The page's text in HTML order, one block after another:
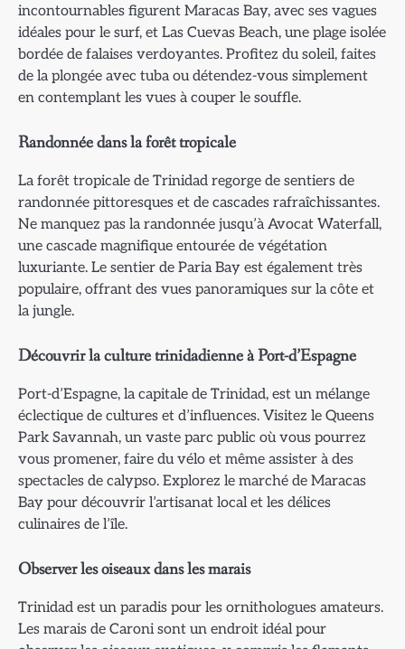
incontournables figurent Maracas Bay, avec ses vagues
idéales pour le surf, et Las Cuevas Beach, une plage isolée
bordée de falaises verdoyantes. Profitez du soleil, faites
de la plongée avec tuba ou détendez-vous simplement
en contemplant les vues à couper le souffle.
Randonnée dans la forêt tropicale
La forêt tropicale de Trinidad regorge de sentiers de
randonnée pittoresques et de cascades rafraîchissantes.
Ne manquez pas la randonnée jusqu’à Avocat Waterfall,
une cascade magnifique entourée de végétation
luxuriante. Le sentier de Paria Bay est également très
populaire, offrant des vues panoramiques sur la côte et
la jungle.
Découvrir la culture trinidadienne à Port-d’Espagne
Port-d’Espagne, la capitale de Trinidad, est un mélange
éclectique de cultures et d’influences. Visitez le Queens
Park Savannah, un vaste parc public où vous pourrez
vous promener, faire du vélo et même assister à des
spectacles de calypso. Explorez le marché de Maracas
Bay pour découvrir l’artisanat local et les délices
culinaires de l’île.
Observer les oiseaux dans les marais
Trinidad est un paradis pour les ornithologues amateurs.
Les marais de Caroni sont un endroit idéal pour